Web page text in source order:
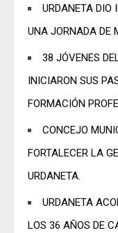
URDANETA DIO
UNA JORNADA DE
38 JÓVENES
INICIARON SUS
FORMACIÓN
CONCEJO
FORTALECER LA
URDANETA.
URDANETA
LOS 36 AÑOS DE